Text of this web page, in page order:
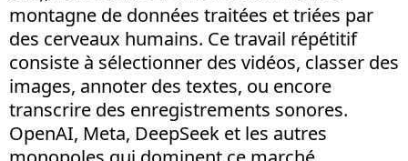
montagne de données traitées et triées par
des cerveaux humains. Ce travail répétitif
consiste à sélectionner des vidéos, classer des
images, annoter des textes, ou encore
transcrire des enregistrements sonores.
OpenAI, Meta, DeepSeek et les autres